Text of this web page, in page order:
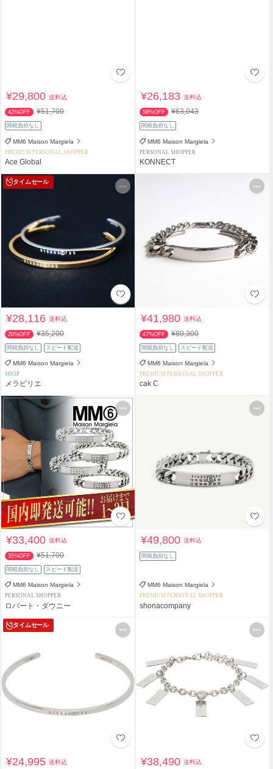
¥29,800送料込
42%OFF ¥51,700
関税負担なし
MM6 Maison Margiela
PREMIUM PERSONAL SHOPPER
Ace Global
¥26,183送料込
58%OFF ¥63,043
関税負担なし
MM6 Maison Margiela
PERSONAL SHOPPER
KONNECT
タイムセール
¥28,116送料込
20%OFF ¥35,200
関税負担なし スピード配送
MM6 Maison Margiela
SHOP
メラビリエ
¥41,980送料込
47%OFF ¥80,300
関税負担なし スピード配送
MM6 Maison Margiela
PREMIUM PERSONAL SHOPPER
cak C
¥33,400送料込
35%OFF ¥51,700
関税負担なし スピード配送
MM6 Maison Margiela
PERSONAL SHOPPER
ロバート・ダウニー
¥49,800送料込
関税負担なし
MM6 Maison Margiela
PREMIUM PERSONAL SHOPPER
shonacompany
タイムセール
¥24,995送料込 ¥38,490送料込